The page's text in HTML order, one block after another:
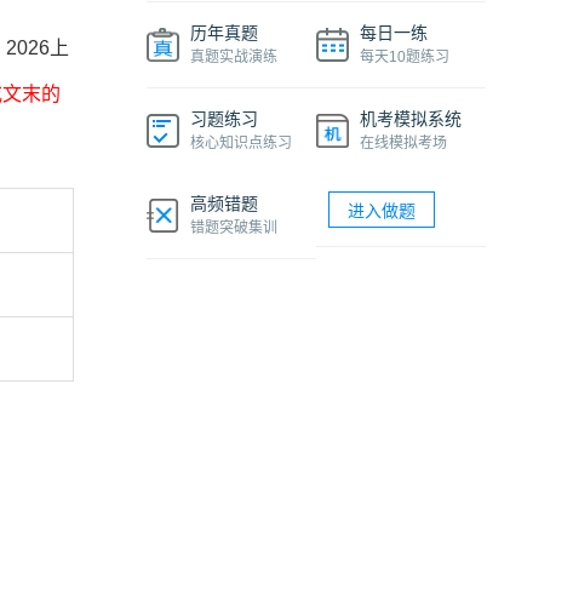
上
末的
费课程
机考系统操作流程及画图讲解
软考网络工程师视频课程
历年真题
真题实战演练
每日一练
每天10题练习
习题练习
核心知识点练习
机考模拟系统
在线模拟考场
高频错题
错题突破集训
进入做题